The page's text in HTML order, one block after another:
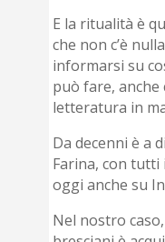
E la ritualità è
che non c’è
informarsi su
può fare,
letteratura in
Da decenni è a
Farina, con tutti
oggi anche su
Nel nostro